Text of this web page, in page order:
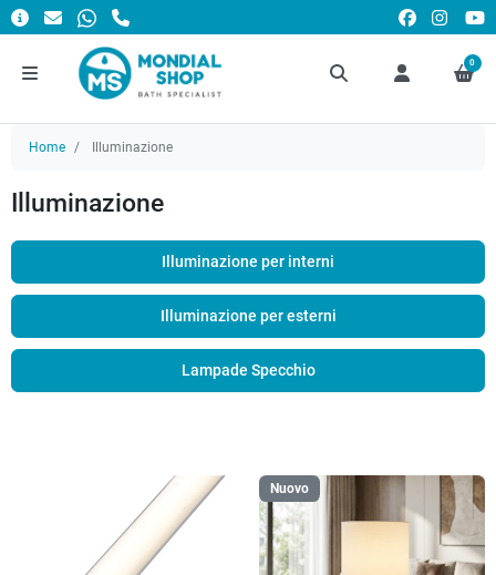
0
Home Illuminazione
Illuminazione
Illuminazione per interni
Illuminazione per esterni
Lampade Specchio
Nuovo